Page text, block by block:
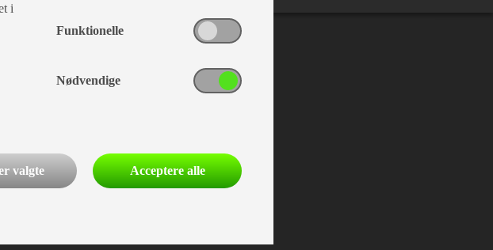
i
Funktionelle
Nødvendige
valgte Acceptere alle